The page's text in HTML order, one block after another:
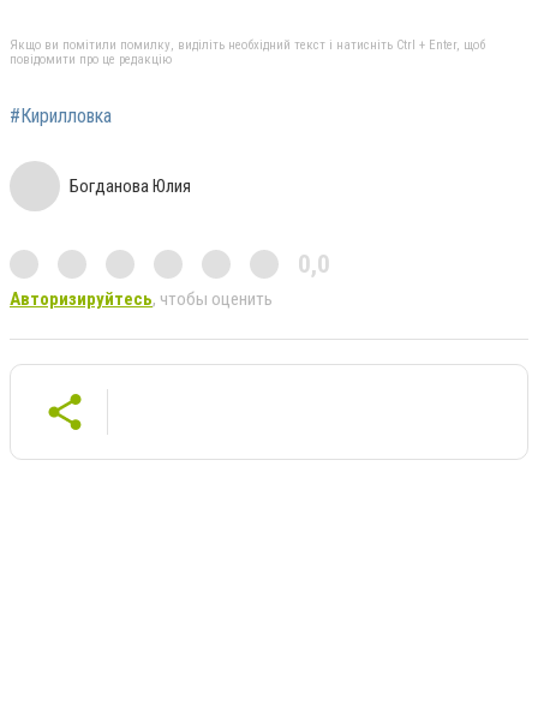
Якщо ви помітили помилку, виділіть необхідний текст і натисніть Ctrl + Enter, щоб
повідомити про це редакцію
#Кирилловка
Богданова Юлия
0,0
Авторизируйтесь, чтобы оценить